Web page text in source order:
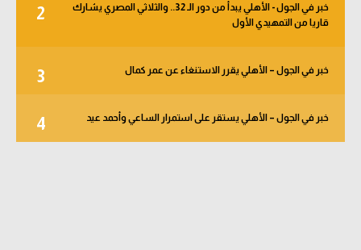
2
خبر في الجول - الأهلي يبدأ من دور الـ 32.. والثلاثي المصري يشارك
قاريا من التمهيدي الأول
3 خبر في الجول – الأهلي يقرر الاستنغاء عن عمر كمال
4 خبر في الجول – الأهلي يستقر على استمرار الساعي وأحمد عيد